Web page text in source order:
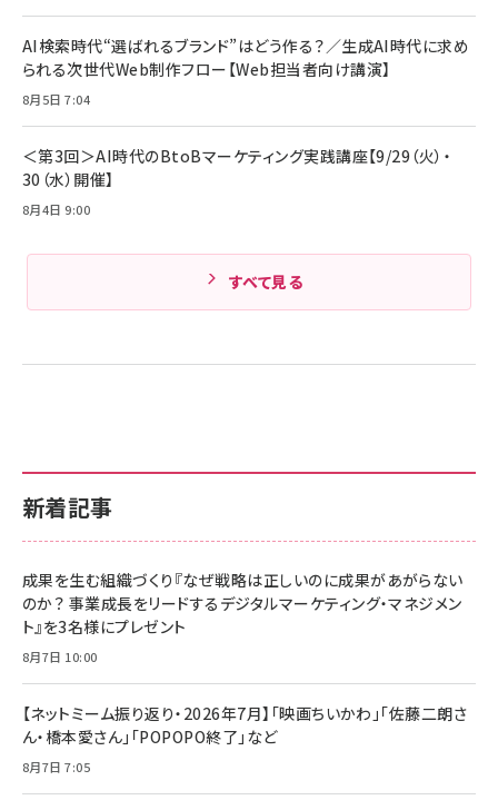
Amazonランキングをもっと見る
ケーブル Anker絡まないケーブル 240W 結束バン
ド付き USB PD対応 シリコン素材採用 iPhone
17 / 16 / 15 / Galaxy iPad Pro MacBook
Pro/Air 各種対応 (1.8m ミッドナイトブラック)
￥1,890
￥4,857
新着記事
成果を生む組織づくり『なぜ戦略は正しいのに成果があがらない
のか？ 事業成長をリードするデジタルマーケティング・マネジメン
ト』を3名様にプレゼント
8月7日 10:00
【ネットミーム振り返り・2026年7月】「映画ちいかわ」「佐藤二朗さ
ん・橋本愛さん」「POPOPO終了」など
8月7日 7:05
AI検索時代“選ばれるブランド”はどう作る？／生成AI時代に求め
られる次世代Web制作フロー【Web担当者向け講演】
8月5日 7:04
＜第3回＞AI時代のBtoBマーケティング実践講座【9/29（火）・
30（水）開催】
8月4日 9:00
すべて見る